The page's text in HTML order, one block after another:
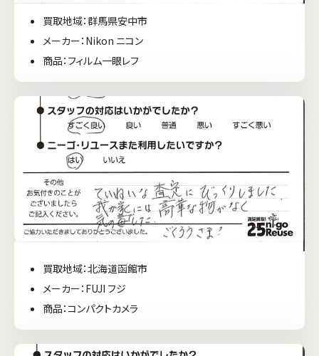
買取地域：群馬県安中市
メーカー：Nikon ニコン
商品：フィルム一眼レフ
買取地域：北海道函館市
メーカー：FUJI フジ
商品：コンパクトカメラ